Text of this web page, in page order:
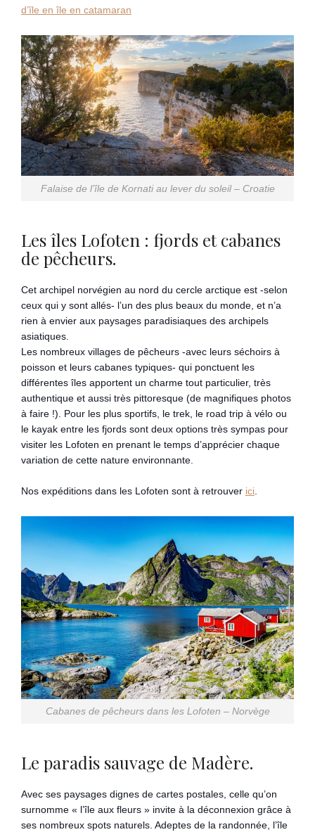
d’île en île en catamaran
Falaise de l’île de Kornati au lever du soleil – Croatie
Les îles Lofoten : fjords et cabanes
de pêcheurs.
Cet archipel norvégien au nord du cercle arctique est -selon
ceux qui y sont allés- l’un des plus beaux du monde, et n’a
rien à envier aux paysages paradisiaques des archipels
asiatiques.
Les nombreux villages de pêcheurs -avec leurs séchoirs à
poisson et leurs cabanes typiques- qui ponctuent les
différentes îles apportent un charme tout particulier, très
authentique et aussi très pittoresque (de magnifiques photos
à faire !). Pour les plus sportifs, le trek, le road trip à vélo ou
le kayak entre les fjords sont deux options très sympas pour
visiter les Lofoten en prenant le temps d’apprécier chaque
variation de cette nature environnante.
Nos expéditions dans les Lofoten sont à retrouver ici
Cabanes de pêcheurs dans les Lofoten – Norvège
Le paradis sauvage de Madère.
Avec ses paysages dignes de cartes postales, celle qu’on
surnomme « l’île aux fleurs » invite à la déconnexion grâce à
ses nombreux spots naturels. Adeptes de la randonnée, l’île